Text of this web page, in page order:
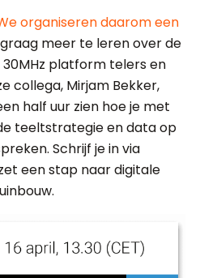
organiseren daarom een
meer te leren over de
platform telers en
collega, Mirjam Bekker,
half uur zien hoe je met
teeltstrategie en data op
Schrijf je in via
een stap naar digitale